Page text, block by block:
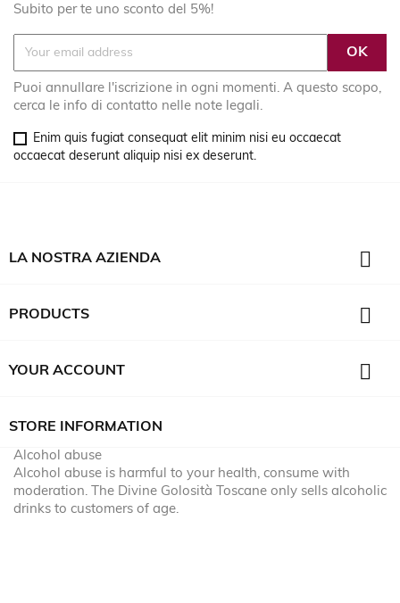
Subito per te uno sconto del 5%!
Puoi annullare l'iscrizione in ogni momenti. A questo scopo,
cerca le info di contatto nelle note legali.
Enim quis fugiat consequat elit minim nisi eu occaecat
occaecat deserunt aliquip nisi ex deserunt.
LA NOSTRA AZIENDA 
PRODUCTS 
YOUR ACCOUNT 
STORE INFORMATION
Alcohol abuse
Alcohol abuse is harmful to your health, consume with
moderation. The Divine Golosità Toscane only sells alcoholic
drinks to customers of age.